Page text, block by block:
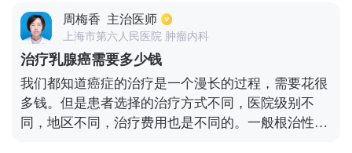
的耗材有关，比如胰岛素针头；对于自行监测血糖的
患者，还有血糖试纸，也是一笔不小的开支；所以打
胰岛素的花费，需要个人情况而定，还要选择合适的
胰岛素，然后密切监测血糖，根据血糖情况调整胰岛
素的用量，还有降糖药物的选择，这样可以算的出来
每个月的花费。
周梅香 主治医师
上海市第六人民医院 肿瘤内科
治疗乳腺癌需要多少钱
我们都知道癌症的治疗是一个漫长的过程，需要花很
多钱。但是患者选择的治疗方式不同，医院级别不
同，地区不同，治疗费用也是不同的。一般根治性治